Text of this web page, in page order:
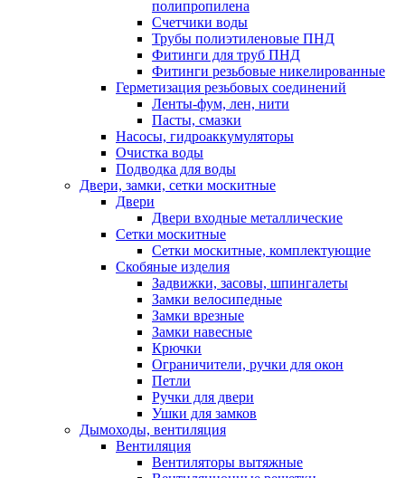
полипропилена
Счетчики воды
Трубы полиэтиленовые ПНД
Фитинги для труб ПНД
Фитинги резьбовые никелированные
Герметизация резьбовых соединений
Ленты-фум, лен, нити
Пасты, смазки
Насосы, гидроаккумуляторы
Очистка воды
Подводка для воды
Двери, замки, сетки москитные
Двери
Двери входные металлические
Сетки москитные
Сетки москитные, комплектующие
Скобяные изделия
Задвижки, засовы, шпингалеты
Замки велосипедные
Замки врезные
Замки навесные
Крючки
Ограничители, ручки для окон
Петли
Ручки для двери
Ушки для замков
Дымоходы, вентиляция
Вентиляция
Вентиляторы вытяжные